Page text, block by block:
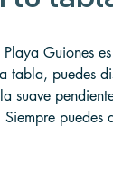
Guiones
tabla, puedes
suave